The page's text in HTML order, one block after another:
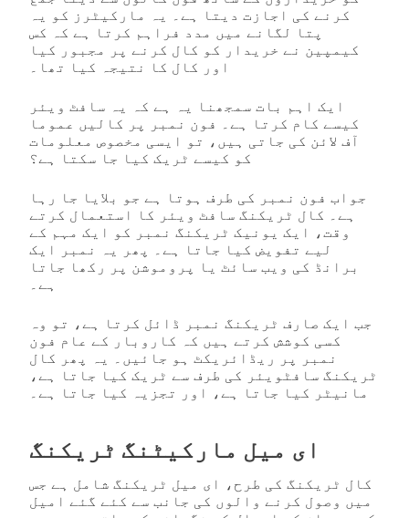
کرنے کی اجازت دیتا ہے۔ یہ مارکیٹرز کو یہ
پتا لگانے میں مدد فراہم کرتا ہے کہ کس
کیمپین نے خریدار کو کال کرنے پر مجبور کیا
اور کال کا نتیجہ کیا تھا۔
ایک اہم بات سمجھنا یہ ہے کہ یہ سافٹ ویئر
کیسے کام کرتا ہے۔ فون نمبر پر کالیں عموما
آف لائن کی جاتی ہیں، تو ایسی مخصوص معلومات
کو کیسے ٹریک کیا جا سکتا ہے؟
جواب فون نمبر کی طرف ہوتا ہے جو بلایا جا رہا
ہے۔ کال ٹریکنگ سافٹ ویئر کا استعمال کرتے
وقت، ایک یونیک ٹریکنگ نمبر کو ایک مہم کے
لیے تفویض کیا جاتا ہے۔ پھر یہ نمبر ایک
برانڈ کی ویب سائٹ یا پروموشن پر رکھا جاتا
ہے۔
جب ایک صارف ٹریکنگ نمبر ڈائل کرتا ہے، تو وہ
کسی کوشش کرتے ہیں کہ کاروبار کے عام فون
نمبر پر ریڈائریکٹ ہو جائیں۔ یہ پھر کال
ٹریکنگ سافٹویئر کی طرف سے ٹریک کیا جاتا ہے،
مانیٹر کیا جاتا ہے، اور تجزیہ کیا جاتا ہے۔
ای میل مارکیٹنگ ٹریکنگ
کال ٹریکنگ کی طرح، ای میل ٹریکنگ شامل ہے جس
میں وصول کرنے والوں کی جانب سے کئے گئے امیل